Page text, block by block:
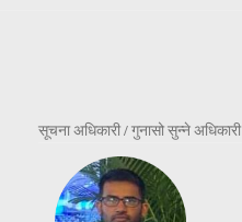
सूचना अधिकारी / गुनासो सुन्ने अधिकारी